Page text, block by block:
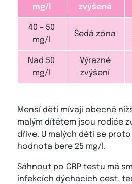
mg/l
zvýšená
40 – 50
mg/l
Šedá zóna
Nad 50
mg/l
Výrazné
zvýšení
Menší děti mívají obecně
malým dítětem jsou rodiče
dříve. U malých dětí se
hodnota bere 25 mg/l.
Sáhnout po CRP testu má
infekcích dýchacích cest,